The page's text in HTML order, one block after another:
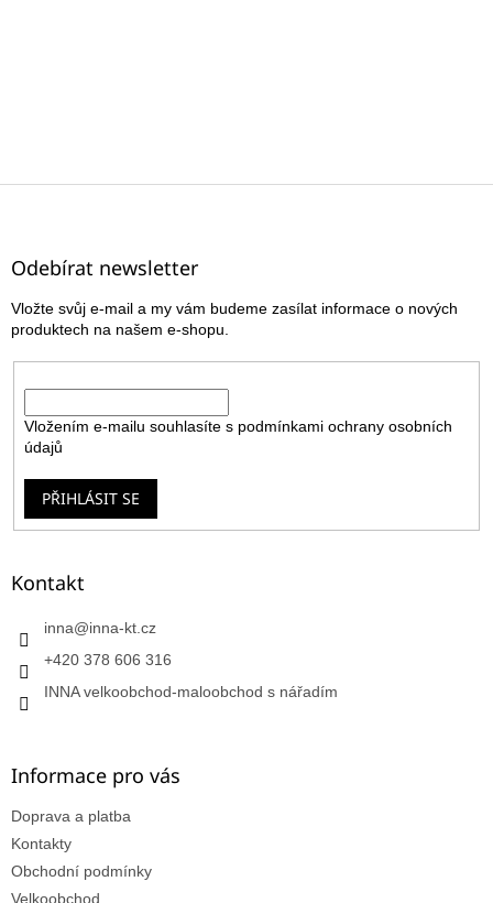
Z
Odebírat newsletter
Vložte svůj e-mail a my vám budeme zasílat informace o nových
produktech na našem e-shopu.
Vložením e-mailu souhlasíte s podmínkami ochrany osobních
údajů
PŘIHLÁSIT SE
Kontakt
inna@inna-kt.cz
+420 378 606 316
INNA velkoobchod-maloobchod s nářadím
Informace pro vás
Doprava a platba
Kontakty
Obchodní podmínky
Velkoobchod